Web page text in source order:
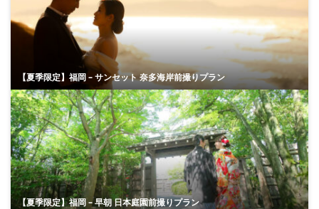
【夏季限定】福岡 – サンセット 奈多海岸前撮りプラン
【夏季限定】福岡 – 早朝 日本庭園前撮りプラン